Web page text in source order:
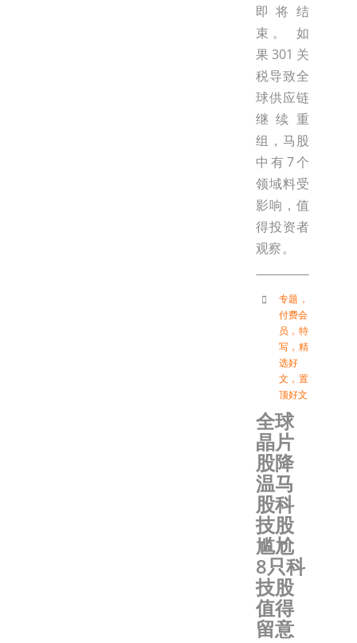
即将结
束。 如
果301关
税导致全
球供应链
继续重
组，马股
中有7个
领域料受
影响，值
得投资者
观察。
专题 ，
付费会
员 ， 特
写 ， 精
选好
文 ， 置
顶好文
全球
晶片
股降
温马
股科
技股
尴尬
8只科
技股
值得
留意